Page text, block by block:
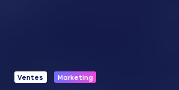
Ventes Marketing